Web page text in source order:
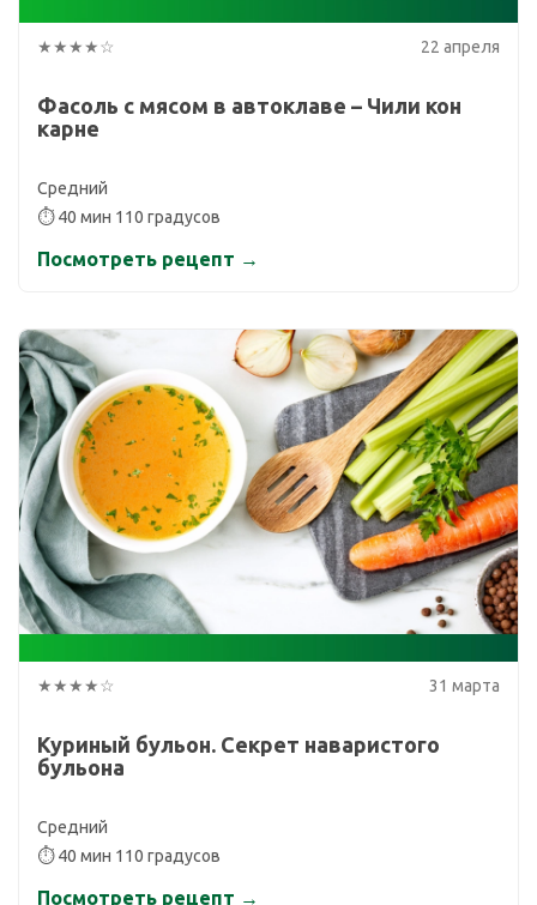
★★★★☆ 22 апреля
Фасоль с мясом в автоклаве – Чили кон
карне
Средний
⏱ 40 мин 110 градусов
Посмотреть рецепт →
★★★★☆ 31 марта
Куриный бульон. Секрет наваристого
бульона
Средний
⏱ 40 мин 110 градусов
Посмотреть рецепт →